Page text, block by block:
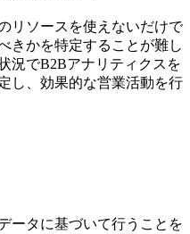
リソースを使えないだけで
きかを特定することが難し
況でB2Bアナリティクスを
し、効果的な営業活動を行
ータに基づいて行うことを